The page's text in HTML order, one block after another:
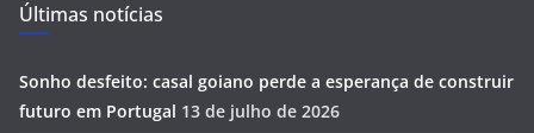
Últimas notícias
Sonho desfeito: casal goiano perde a esperança de construir
futuro em Portugal 13 de julho de 2026